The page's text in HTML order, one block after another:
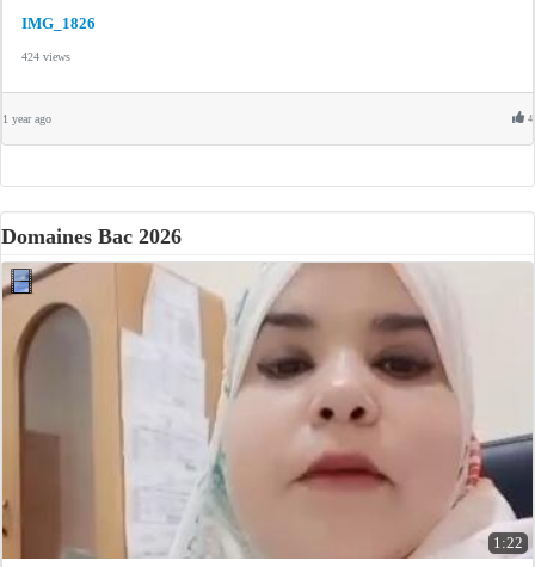
IMG_1826
424 views
1 year ago 4
Domaines Bac 2026
1:22